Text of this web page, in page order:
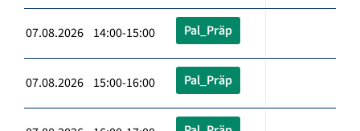
07.08.2026 14:00-15:00 Pal_Präp
07.08.2026 15:00-16:00 Pal_Präp